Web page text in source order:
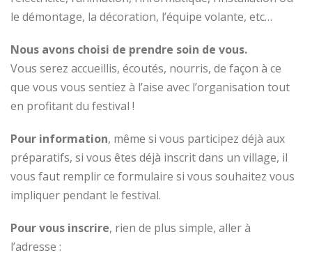
le démontage, la décoration, l’équipe volante, etc…
Nous avons choisi de prendre soin de vous.
Vous serez accueillis, écoutés, nourris, de façon à ce
que vous vous sentiez à l’aise avec l’organisation tout
en profitant du festival !
Pour information, même si vous participez déjà aux
préparatifs, si vous êtes déjà inscrit dans un village, il
vous faut remplir ce formulaire si vous souhaitez vous
impliquer pendant le festival.
Pour vous inscrire, rien de plus simple, aller à
l’adresse :